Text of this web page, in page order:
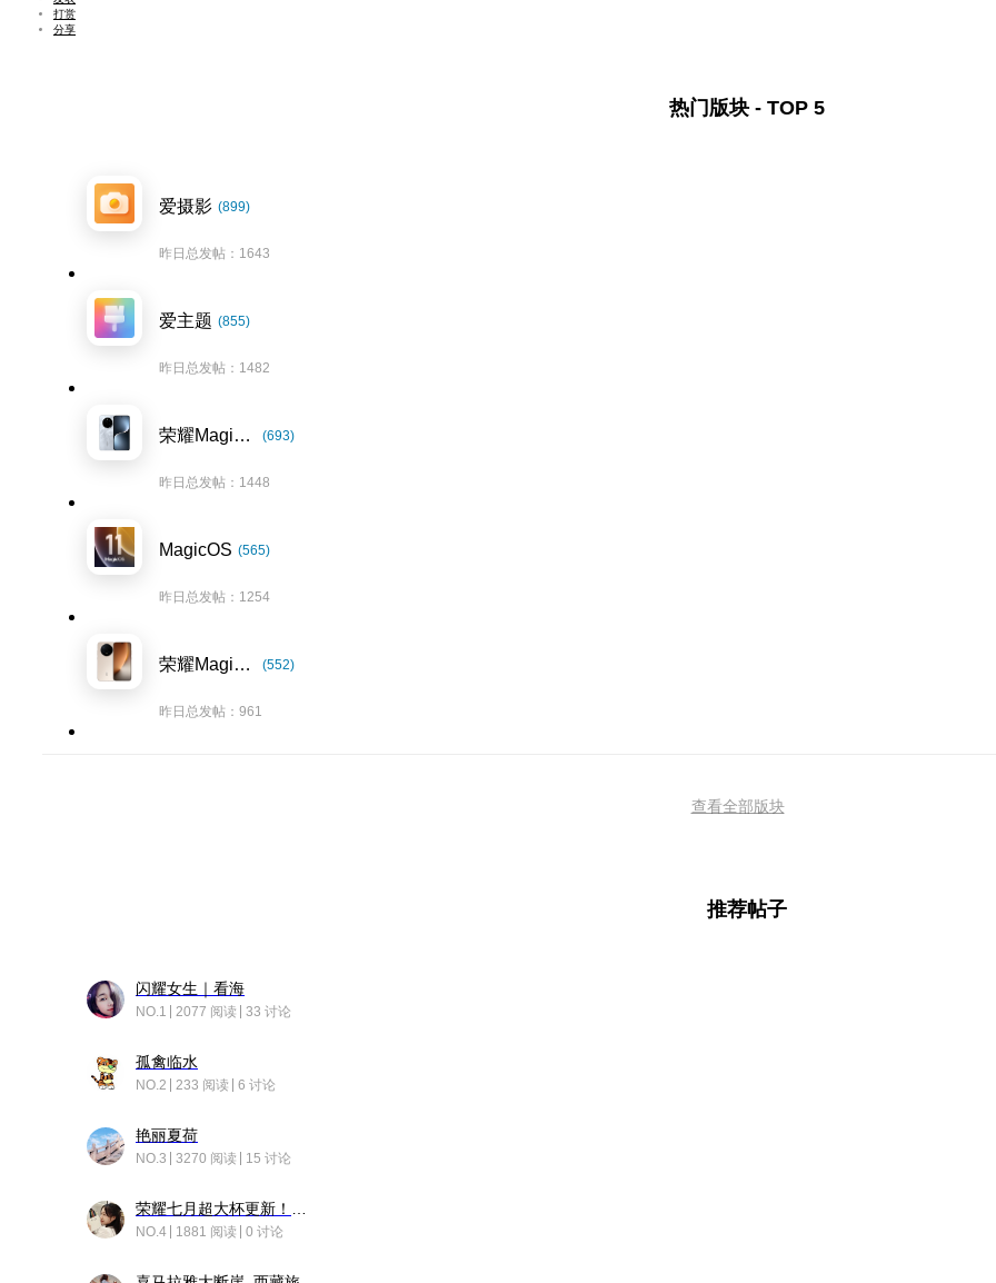
打赏
分享
热门版块 - TOP 5
爱摄影 (899)
昨日总发帖：1643
爱主题 (855)
昨日总发帖：1482
荣耀Magic7系列 (693)
昨日总发帖：1448
MagicOS (565)
昨日总发帖：1254
荣耀Magic8系列 (552)
昨日总发帖：961
查看全部版块
推荐帖子
闪耀女生｜看海
NO.1 2077 阅读 33 讨论
孤禽临水
NO.2 233 阅读 6 讨论
艳丽夏荷
NO.3 3270 阅读 15 讨论
NO.4 1881 阅读 0 讨论